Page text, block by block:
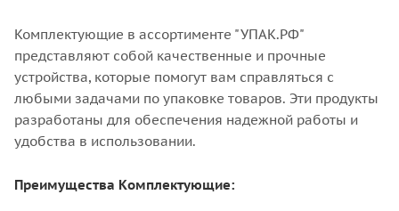
Комплектующие в ассортименте "УПАК.РФ"
представляют собой качественные и прочные
устройства, которые помогут вам справляться с
любыми задачами по упаковке товаров. Эти продукты
разработаны для обеспечения надежной работы и
удобства в использовании.
Преимущества Комплектующие: